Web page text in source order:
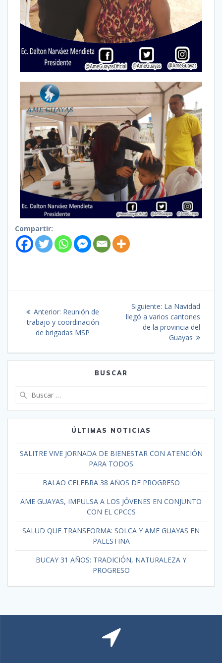
Compartir:
Anterior: Reunión de
trabajo y coordinación
de brigadas MSP
Siguiente: La Navidad
llegó a varios cantones
de la provincia del
Guayas
BUSCAR
ÚLTIMAS NOTICIAS
SALITRE VIVE JORNADA DE BIENESTAR CON ATENCIÓN
PARA TODOS
BALAO CELEBRA 38 AÑOS DE PROGRESO
AME GUAYAS, IMPULSA A LOS JÓVENES EN CONJUNTO
CON EL CPCCS
SALUD QUE TRANSFORMA: SOLCA Y AME GUAYAS EN
PALESTINA
BUCAY 31 AÑOS: TRADICIÓN, NATURALEZA Y
PROGRESO